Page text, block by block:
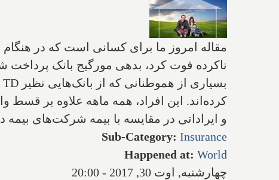
مقاله امروز ما برای کسانی است که در هنگام
ناکرده فوت کرد، بدهی مورگیج بانک پرداخت
کرده‌اند. این افراد، همه ماهه علاوه بر قسط
و ایراداتی در مقایسه با بیمه شرکت‌های بیمه
Sub-Category: Insurance
Happened at: World
چهارشنبه, اوت 30, 2017 - 20:00